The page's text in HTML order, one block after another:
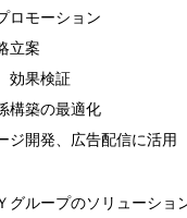
ロモーション
立案
効果検証
構築の最適化
ジ開発、広告配信に活用
ループのソリューショ